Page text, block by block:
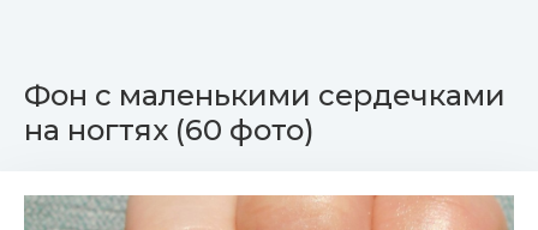
Фон с маленькими сердечками
на ногтях (60 фото)